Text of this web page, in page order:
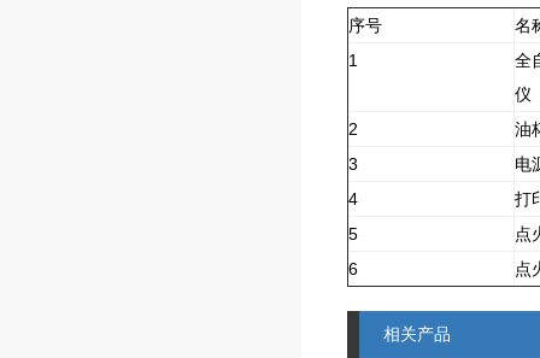
序号
名
1
全
仪
2
油
3
电
4
打
5
点
6
点
相关产品